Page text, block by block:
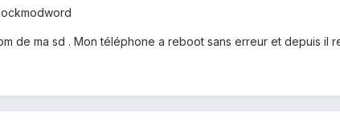
de ma sd . Mon téléphone a reboot sans erreur et depuis il